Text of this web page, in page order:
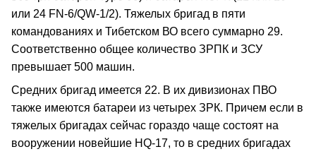
или 24 FN-6/QW-1/2). Тяжелых бригад в пяти
командованиях и Тибетском ВО всего суммарно 29.
Соответственно общее количество ЗРПК и ЗСУ
превышает 500 машин.
Средних бригад имеется 22. В их дивизионах ПВО
также имеются батареи из четырех ЗРК. Причем если в
тяжелых бригадах сейчас гораздо чаще состоят на
вооружении новейшие HQ-17, то в средних бригадах